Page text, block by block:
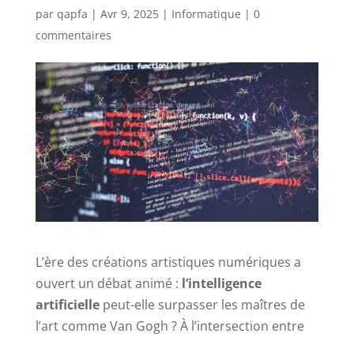
par qapfa | Avr 9, 2025| Informatique | 0
commentaires
L’ère des créations artistiques numériques a
ouvert un débat animé : l’intelligence
artificiellepeut-elle surpasser les maîtres de
l’art comme Van Gogh ? À l’intersection entre